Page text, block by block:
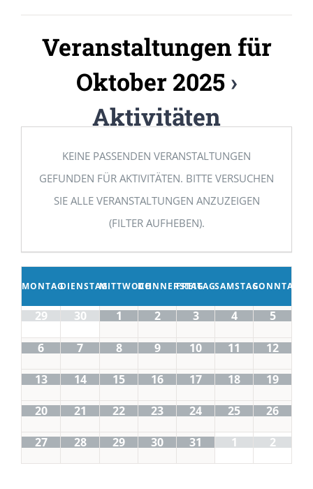
Veranstaltungen für
Oktober 2025›
Aktivitäten
KEINE PASSENDEN VERANSTALTUNGEN
GEFUNDEN FÜR AKTIVITÄTEN. BITTE VERSUCHEN
SIE ALLE VERANSTALTUNGEN ANZUZEIGEN
(FILTER AUFHEBEN).
MONTAGDIENSTAGMITTWOCHDONNERSTAG
FREITAGSAMSTAGSONNTAG
29 30 1 2 3 4 5
6 7 8 9 10 11 12
13 14 15 16 17 18 19
20 21 22 23 24 25 26
27 28 29 30 31 1 2